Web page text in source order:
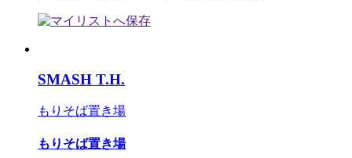
SMASH T.H.
もりそば置き場
もりそば置き場